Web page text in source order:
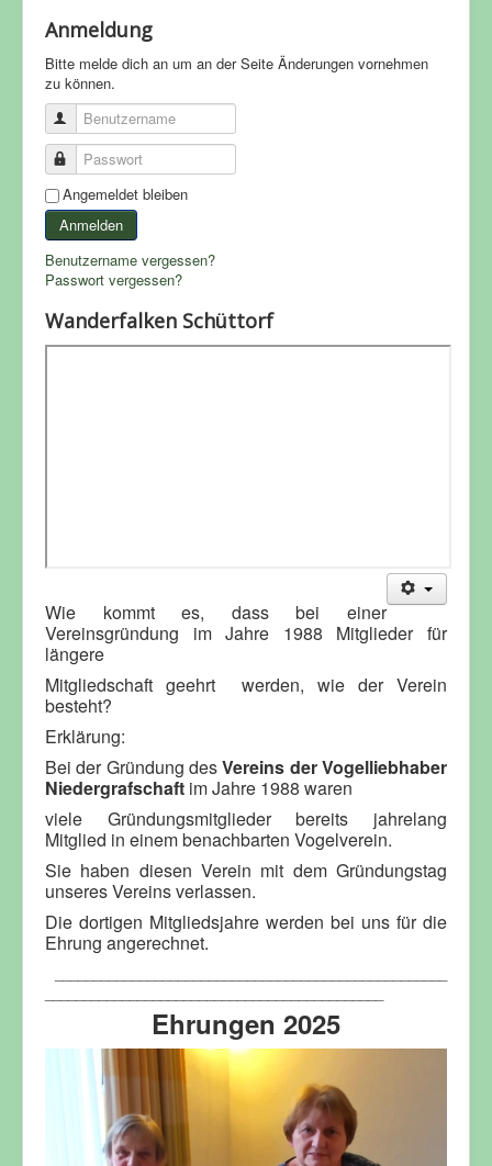
Anmeldung
Bitte melde dich an um an der Seite Änderungen vornehmen
zu können.
Benutzername
Passwort
Angemeldet bleiben
Anmelden
Benutzername vergessen?
Passwort vergessen?
Wanderfalken Schüttorf
Wie kommt es, dass bei einer
Vereinsgründung im Jahre 1988 Mitglieder für
längere
Mitgliedschaft geehrt werden, wie der Verein
besteht?
Erklärung:
Bei der Gründung desVereins der Vogelliebhaber
Niedergrafschaft im Jahre 1988 waren
viele Gründungsmitgliederbereits jahrelang
Mitglied in einem benachbarten Vogelverein.
Sie haben diesen Verein mit dem Gründungstag
unseres Vereins verlassen.
Die dortigen Mitgliedsjahre werden bei uns für die
Ehrung angerechnet.
Ehrungen 2025